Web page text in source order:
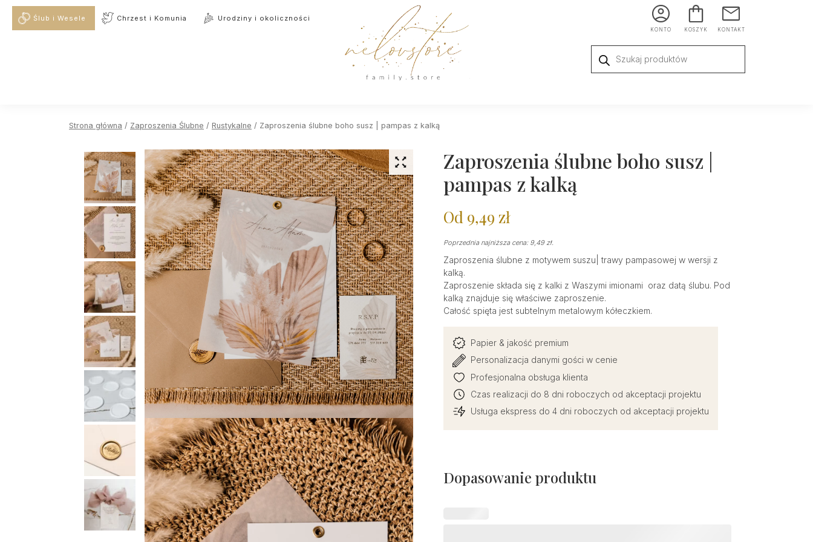
KONTO KOSZYK KONTAKT
produktów
Ślub i Wesele Chrzest i Komunia Urodziny i okoliczności
Strona główna / Zaproszenia Ślubne / Rustykalne / Zaproszenia ślubne boho susz | pampas z kalką
Zaproszenia ślubne boho susz |
pampas z kalką
Od 9,49 zł
Poprzednia najniższa cena: 9,49 zł.
Zaproszenia ślubne z motywem suszu| trawy pampasowej w wersji z
kalką.
Zaproszenie składa się z kalki z Waszymi imionami oraz datą ślubu. Pod
kalką znajduje się właściwe zaproszenie.
Całość spięta jest subtelnym metalowym kółeczkiem.
Papier & jakość premium
Personalizacja danymi gości w cenie
Profesjonalna obsługa klienta
Czas realizacji do 8 dni roboczych od akceptacji projektu
Usługa ekspress do 4 dni roboczych od akceptacji projektu
Dopasowanie produktu